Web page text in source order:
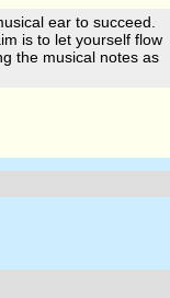
ear to succeed.
is to let yourself flow
the musical notes as